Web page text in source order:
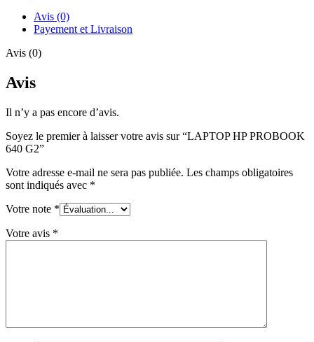
Avis (0)
Payement et Livraison
Avis (0)
Avis
Il n’y a pas encore d’avis.
Soyez le premier à laisser votre avis sur “LAPTOP HP PROBOOK
640 G2”
Votre adresse e-mail ne sera pas publiée. Les champs obligatoires
sont indiqués avec *
Votre note *
Votre avis *